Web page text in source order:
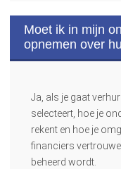
Moet ik in mijn
opnemen over
Ja, als je gaat
selecteert, hoe je
rekent en hoe je
financiers
beheerd wordt.